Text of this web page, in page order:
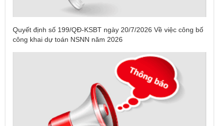
Quyết định số 199/QĐ-KSBT ngày 20/7/2026 Về việc công bố
công khai dự toán NSNN năm 2026